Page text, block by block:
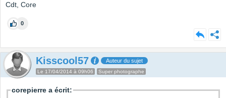
Cdt, Core
0
Kisscool57 Auteur du sujet
Le 17/04/2014 à 09h06 Super photographe
corepierre a écrit: